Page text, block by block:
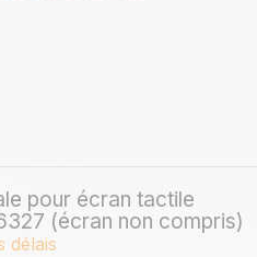
pour écran tactile
(écran non compris)
délais